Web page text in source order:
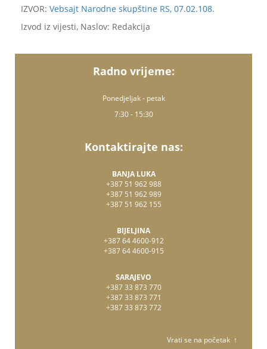
IZVOR: Vebsajt Narodne skupštine RS, 07.02.108.
Izvod iz vijesti, Naslov: Redakcija
Radno vrijeme:
Ponedjeljak - petak
7:30 - 15:30
Kontaktirajte nas:
BANJA LUKA
+387 51 962 988
+387 51 962 989
+387 51 962 155
BIJELJINA
+387 64 4600-912
+387 64 4600-915
SARAJEVO
+387 33 873 770
+387 33 873 771
+387 33 873 772
Vrati se na početak ↑